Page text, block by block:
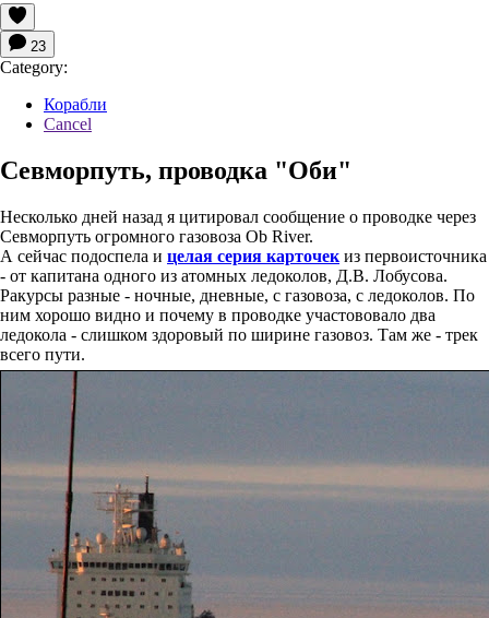
23
Category:
Корабли
Cancel
Севморпуть, проводка "Оби"
Несколько дней назад я цитировал сообщение о проводке через
Севморпуть огромного газовоза Ob River.
А сейчас подоспела и целая серия карточек из первоисточника
- от капитана одного из атомных ледоколов, Д.В. Лобусова.
Ракурсы разные - ночные, дневные, с газовоза, с ледоколов. По
ним хорошо видно и почему в проводке участововало два
ледокола - слишком здоровый по ширине газовоз. Там же - трек
всего пути.